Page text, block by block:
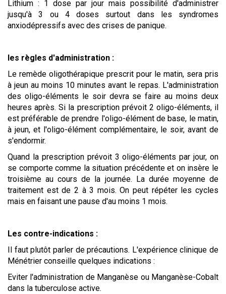
Lithium : 1 dose par jour mais possibilité d'administrer
jusqu'à 3 ou 4 doses surtout dans les syndromes
anxiodépressifs avec des crises de panique.
les règles d'administration :
Le remède oligothérapique prescrit pour le matin, sera pris
à jeun au moins 10 minutes avant le repas. L'administration
des oligo-éléments le soir devra se faire au moins deux
heures après. Si la prescription prévoit 2 oligo-éléments, il
est préférable de prendre l'oligo-élément de base, le matin,
à jeun, et l'oligo-élément complémentaire, le soir, avant de
s'endormir.
Quand la prescription prévoit 3 oligo-éléments par jour, on
se comporte comme la situation précédente et on insère le
troisième au cours de la journée. La durée moyenne de
traitement est de 2 à 3 mois. On peut répéter les cycles
mais en faisant une pause d'au moins 1 mois.
Les contre-indications :
Il faut plutôt parler de précautions. L'expérience clinique de
Ménétrier conseille quelques indications :
Eviter l'administration de Manganèse ou Manganèse-Cobalt
dans la tuberculose active.